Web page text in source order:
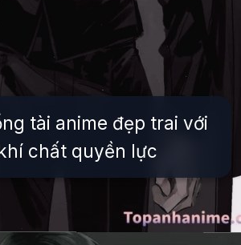
tài anime đẹp trai với
chất quyền lực